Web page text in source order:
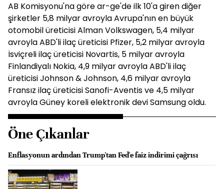
AB Komisyonu'na göre ar-ge'de ilk 10'a giren diğer
şirketler 5,8 milyar avroyla Avrupa'nın en büyük
otomobil üreticisi Alman Volkswagen, 5,4 milyar
avroyla ABD'li ilaç üreticisi Pfizer, 5,2 milyar avroyla
İsviçreli ilaç üreticisi Novartis, 5 milyar avroyla
Finlandiyalı Nokia, 4,9 milyar avroyla ABD'li ilaç
üreticisi Johnson & Johnson, 4,6 milyar avroyla
Fransız ilaç üreticisi Sanofi-Aventis ve 4,5 milyar
avroyla Güney koreli elektronik devi Samsung oldu.
Öne Çıkanlar
Enflasyonun ardından Trump'tan Fed'e faiz indirimi çağrısı